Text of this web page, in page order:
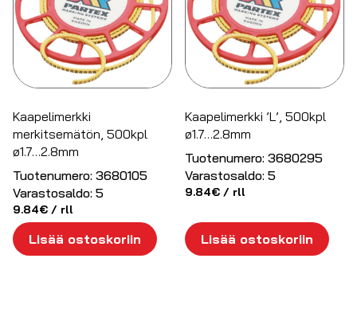
Kaapelimerkki
merkitsemätön, 500kpl
ø1.7…2.8mm
Tuotenumero: 3680105
Varastosaldo: 5
9.84€ / rll
Lisää ostoskoriin
Kaapelimerkki ’L’, 500kpl
ø1.7…2.8mm
Tuotenumero: 3680295
Varastosaldo: 5
9.84€ / rll
Lisää ostoskoriin